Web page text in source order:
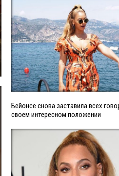
Бейонсе снова заставила всех
своем интересном положении